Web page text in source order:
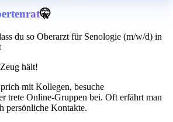
🤫
du so Oberarzt für Senologie (m/w/d) in
hält!
mit Kollegen, besuche
trete Online-Gruppen bei. Oft erfährt man
persönliche Kontakte.